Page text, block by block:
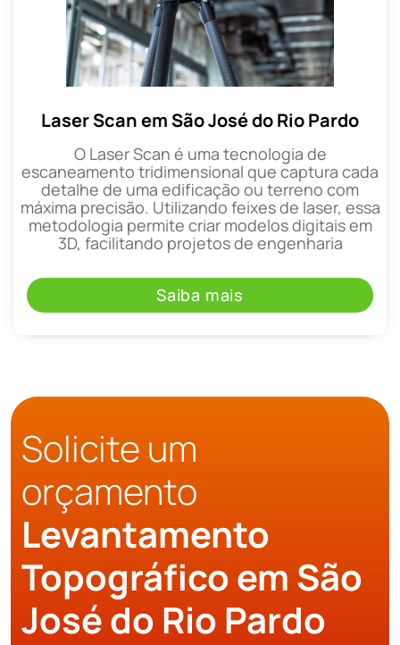
Laser Scan em São José do Rio Pardo
O Laser Scan é uma tecnologia de
escaneamento tridimensional que captura cada
detalhe de uma edificação ou terreno com
máxima precisão. Utilizando feixes de laser, essa
metodologia permite criar modelos digitais em
3D, facilitando projetos de engenharia
Saiba mais
Solicite um
orçamento
Levantamento
Topográfico em São
José do Rio Pardo